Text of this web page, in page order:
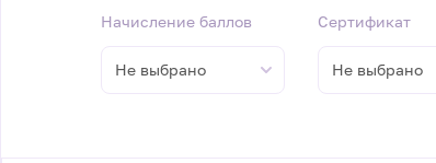
Начисление баллов
Не выбрано
Сертификат
Не выбрано